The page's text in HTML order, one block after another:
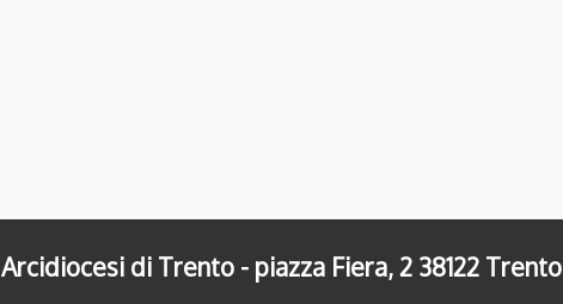
Arcidiocesi di Trento - piazza Fiera, 2 38122 Trento